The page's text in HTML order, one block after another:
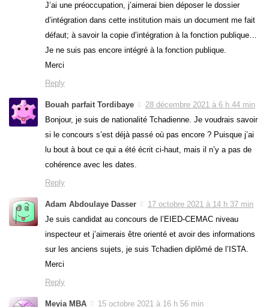
J’ai une préoccupation, j’aimerai bien déposer le dossier
d’intégration dans cette institution mais un document me fait
défaut; à savoir la copie d’intégration à la fonction publique…
Je ne suis pas encore intégré à la fonction publique.
Merci
Reply
Bouah parfait Tordibaye
28 décembre 2021 à 6 h 44 min
Bonjour, je suis de nationalité Tchadienne. Je voudrais savoir
si le concours s’est déjà passé où pas encore ? Puisque j’ai
lu bout à bout ce qui a été écrit ci-haut, mais il n’y a pas de
cohérence avec les dates.
Reply
Adam Abdoulaye Dasser
17 octobre 2021 à 14 h 37 min
Je suis candidat au concours de l’EIED-CEMAC niveau
inspecteur et j’aimerais être orienté et avoir des informations
sur les anciens sujets, je suis Tchadien diplômé de l’ISTA.
Merci
Reply
Meyia MBA 15 octobre 2021 à 16 h 56 min